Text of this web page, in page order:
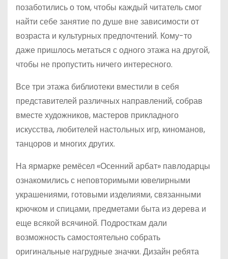
позаботились о том, чтобы каждый читатель смог
найти себе занятие по душе вне зависимости от
возраста и культурных предпочтений. Кому-то
даже пришлось метаться с одного этажа на другой,
чтобы не пропустить ничего интересного.
Все три этажа библио­теки вместили в себя
представителей различных направлений, собрав
вместе художников, мастеров прикладного
искусства, любителей настольных игр, киноманов,
танцоров и многих других.
На ярмарке ремёсел «Осенний арбат» павлодарцы
ознакомились с неповторимыми ювелирными
украшениями, готовыми изделиями, связанными
крючком и спицами, предметами быта из дерева и
еще всякой всячиной. Подросткам дали
возможность самостоятельно собрать
оригинальные нагрудные значки. Дизайн ребята